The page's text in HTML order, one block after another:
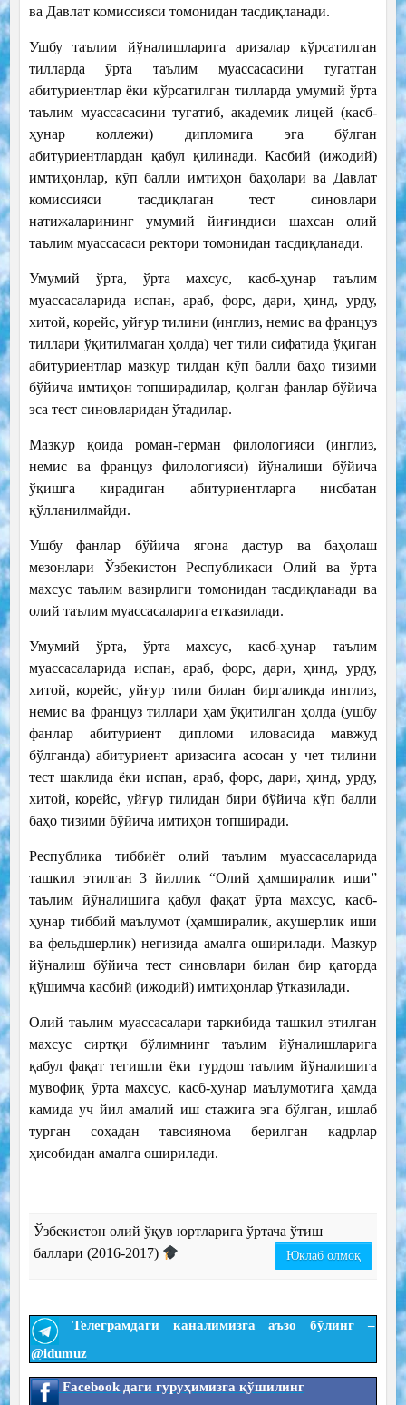
ва Давлат комиссияси томонидан тасдиқланади.
Ушбу таълим йўналишларига аризалар кўрсатилган
тилларда ўрта таълим муассасасини тугатган
абитуриентлар ёки кўрсатилган тилларда умумий ўрта
таълим муассасасини тугатиб, академик лицей (касб-
ҳунар коллежи) дипломига эга бўлган
абитуриентлардан қабул қилинади. Касбий (ижодий)
имтиҳонлар, кўп балли имтиҳон баҳолари ва Давлат
комиссияси тасдиқлаган тест синовлари
натижаларининг умумий йиғиндиси шахсан олий
таълим муассасаси ректори томонидан тасдиқланади.
Умумий ўрта, ўрта махсус, касб-ҳунар таълим
муассасаларида испан, араб, форс, дари, ҳинд, урду,
хитой, корейс, уйғур тилини (инглиз, немис ва француз
тиллари ўқитилмаган ҳолда) чет тили сифатида ўқиган
абитуриентлар мазкур тилдан кўп балли баҳо тизими
бўйича имтиҳон топширадилар, қолган фанлар бўйича
эса тест синовларидан ўтадилар.
Мазкур қоида роман-герман филологияси (инглиз,
немис ва француз филологияси) йўналиши бўйича
ўқишга кирадиган абитуриентларга нисбатан
қўлланилмайди.
Ушбу фанлар бўйича ягона дастур ва баҳолаш
мезонлари Ўзбекистон Республикаси Олий ва ўрта
махсус таълим вазирлиги томонидан тасдиқланади ва
олий таълим муассасаларига етказилади.
Умумий ўрта, ўрта махсус, касб-ҳунар таълим
муассасаларида испан, араб, форс, дари, ҳинд, урду,
хитой, корейс, уйғур тили билан биргаликда инглиз,
немис ва француз тиллари ҳам ўқитилган ҳолда (ушбу
фанлар абитуриент дипломи иловасида мавжуд
бўлганда) абитуриент аризасига асосан у чет тилини
тест шаклида ёки испан, араб, форс, дари, ҳинд, урду,
хитой, корейс, уйғур тилидан бири бўйича кўп балли
баҳо тизими бўйича имтиҳон топширади.
Республика тиббиёт олий таълим муассасаларида
ташкил этилган 3 йиллик “Олий ҳамширалик иши”
таълим йўналишига қабул фақат ўрта махсус, касб-
ҳунар тиббий маълумот (ҳамширалик, акушерлик иши
ва фельдшерлик) негизида амалга оширилади. Мазкур
йўналиш бўйича тест синовлари билан бир қаторда
қўшимча касбий (ижодий) имтиҳонлар ўтказилади.
Олий таълим муассасалари таркибида ташкил этилган
махсус сиртқи бўлимнинг таълим йўналишларига
қабул фақат тегишли ёки турдош таълим йўналишига
мувофиқ ўрта махсус, касб-ҳунар маълумотига ҳамда
камида уч йил амалий иш стажига эга бўлган, ишлаб
турган соҳадан тавсиянома берилган кадрлар
ҳисобидан амалга оширилади.
Ўзбекистон олий ўқув юртларига ўртача ўтиш
баллари (2016-2017)
Юклаб олмоқ
Телеграмдаги каналимизга аъзо бўлинг –
@idumuz
Facebook даги гуруҳимизга қўшилинг